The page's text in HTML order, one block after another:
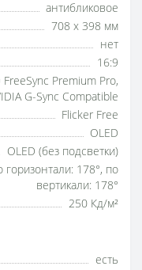
антибликовое
708 x 398 мм
нет
16:9
FreeSync Premium Pro,
G-Sync Compatible
Flicker Free
OLED
OLED (без подсветки)
горизонтали: 178°, по
вертикали: 178°
250 Кд/м²
есть